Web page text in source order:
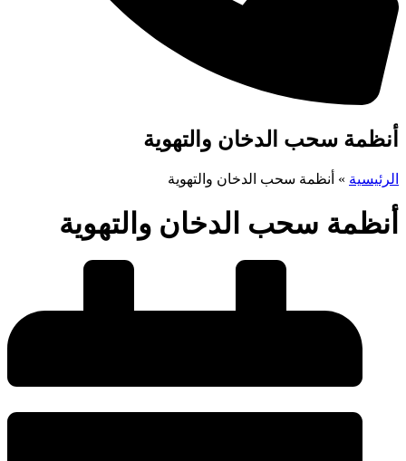
أنظمة سحب الدخان والتهوية
الرئيسية » أنظمة سحب الدخان والتهوية
أنظمة سحب الدخان والتهوية